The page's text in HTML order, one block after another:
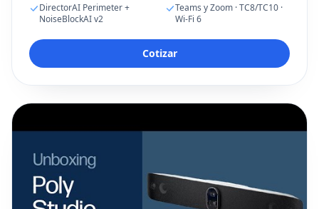
DirectorAI Perimeter +
NoiseBlockAI v2
Teams y Zoom · TC8/TC10 ·
Wi-Fi 6
Cotizar